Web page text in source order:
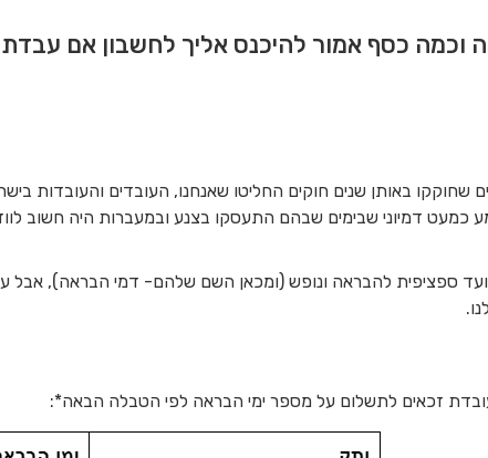
וכמה כסף אמור להיכנס אליך לחשבון אם
כמעט דמיוני שבימים שבהם התעסקו בצנע ובמעברות היה חשוב
ספציפית להבראה ונופש (ומכאן השם שלהם- דמי הבראה), אבל
זכאים לתשלום על מספר ימי הבראה לפי הטבלה הבאה*: